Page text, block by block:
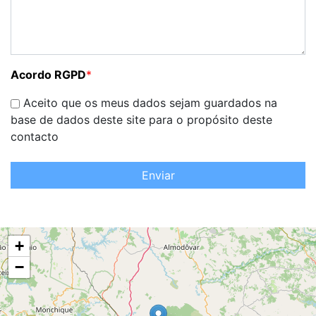
Acordo RGPD*
Aceito que os meus dados sejam guardados na
base de dados deste site para o propósito deste
contacto
Enviar
+
−